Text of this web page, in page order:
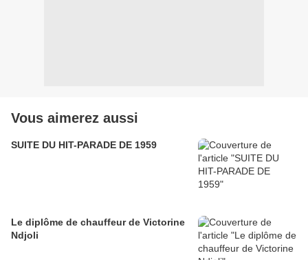
Vous aimerez aussi
SUITE DU HIT-PARADE DE 1959
Le diplôme de chauffeur de Victorine
Ndjoli